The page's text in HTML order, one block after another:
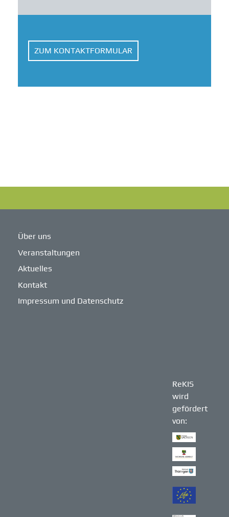
ZUM KONTAKTFORMULAR
Über uns
Veranstaltungen
Aktuelles
Kontakt
Impressum und Datenschutz
ReKIS
wird
gefördert
von: